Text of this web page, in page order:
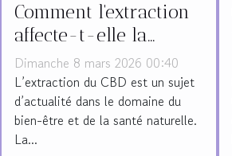
Comment l'extraction
affecte-t-elle la
qualité du CBD ?
Dimanche 8 mars 2026 00:40
L’extraction du CBD est un sujet
d’actualité dans le domaine du
bien-être et de la santé naturelle.
La...